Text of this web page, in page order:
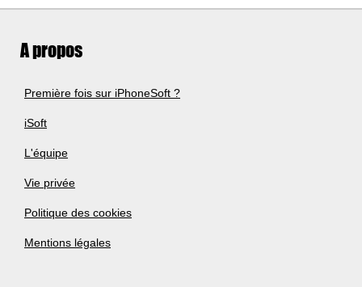
A propos
Première fois sur iPhoneSoft ?
iSoft
L'équipe
Vie privée
Politique des cookies
Mentions légales